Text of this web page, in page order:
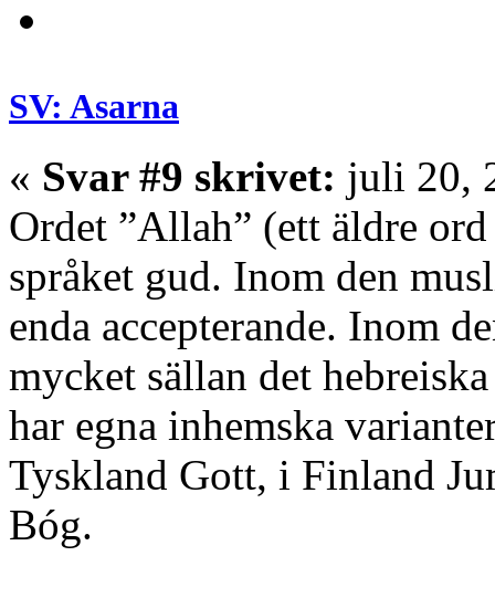
SV: Asarna
« Svar #9 skrivet: juli 20,
Ordet ”Allah” (ett äldre
språket gud. Inom den
enda accepterande. Inom
mycket sällan det
har egna inhemska
Tyskland Gott, i Finland
Bóg.